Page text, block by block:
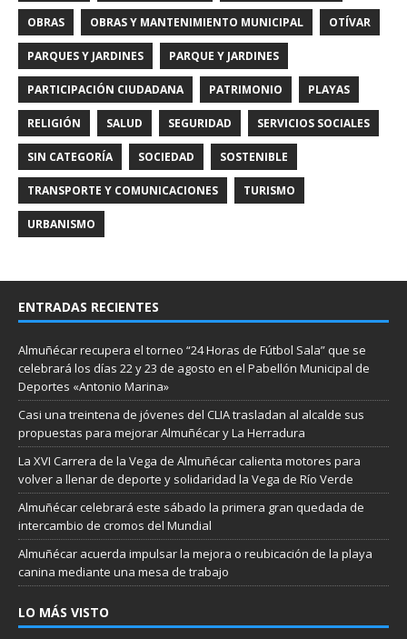
OBRAS OBRAS Y MANTENIMIENTO MUNICIPAL OTÍVAR
PARQUES Y JARDINES PARQUE Y JARDINES
PARTICIPACIÓN CIUDADANA PATRIMONIO PLAYAS
RELIGIÓN SALUD SEGURIDAD SERVICIOS SOCIALES
SIN CATEGORÍA SOCIEDAD SOSTENIBLE
TRANSPORTE Y COMUNICACIONES TURISMO
URBANISMO
ENTRADAS RECIENTES
Almuñécar recupera el torneo “24 Horas de Fútbol Sala” que se
celebrará los días 22 y 23 de agosto en el Pabellón Municipal de
Deportes «Antonio Marina»
Casi una treintena de jóvenes del CLIA trasladan al alcalde sus
propuestas para mejorar Almuñécar y La Herradura
La XVI Carrera de la Vega de Almuñécar calienta motores para
volver a llenar de deporte y solidaridad la Vega de Río Verde
Almuñécar celebrará este sábado la primera gran quedada de
intercambio de cromos del Mundial
Almuñécar acuerda impulsar la mejora o reubicación de la playa
canina mediante una mesa de trabajo
LO MÁS VISTO